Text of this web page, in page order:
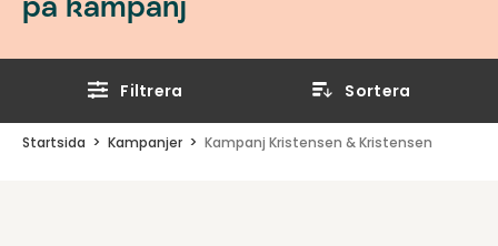
Filtrera Sortera
Startsida Kampanjer Kampanj Kristensen & Kristensen